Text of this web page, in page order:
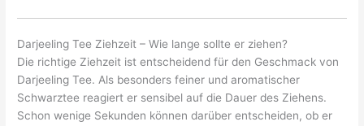
Darjeeling Tee Ziehzeit – Wie lange sollte er ziehen?
Die richtige Ziehzeit ist entscheidend für den Geschmack von
Darjeeling Tee. Als besonders feiner und aromatischer
Schwarztee reagiert er sensibel auf die Dauer des Ziehens.
Schon wenige Sekunden können darüber entscheiden, ob er